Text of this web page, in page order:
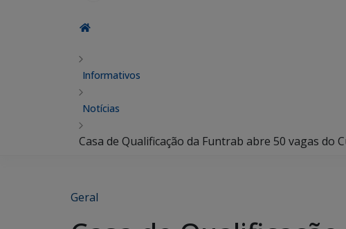
Informativos
Notícias
Casa de Qualificação da Funtrab abre 50 vagas do
Geral